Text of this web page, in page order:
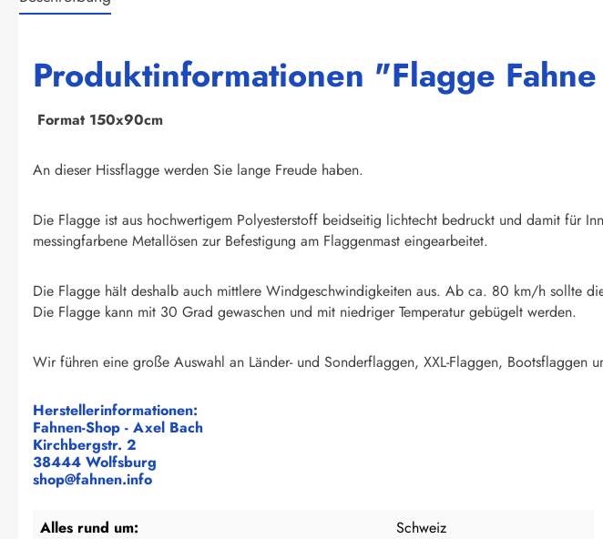
Produktinformationen "Flagge
Format 150x90cm
An dieser Hissflagge werden Sie lange Freude haben.
Die Flagge ist aus hochwertigem Polyesterstoff beidseitig lichtecht bedruckt und damit für
messingfarbene Metallösen zur Befestigung am Flaggenmast eingearbeitet.
Die Flagge hält deshalb auch mittlere Windgeschwindigkeiten aus. Ab ca. 80 km/h sollte
Die Flagge kann mit 30 Grad gewaschen und mit niedriger Temperatur gebügelt werden.
Wir führen eine große Auswahl an Länder- und Sonderflaggen, XXL-Flaggen, Bootsflaggen
Herstellerinformationen:
Fahnen-Shop - Axel Bach
Kirchbergstr. 2
38444 Wolfsburg
shop@fahnen.info
Alles rund um:
Schweiz